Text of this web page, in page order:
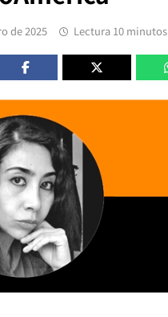
de 2025 Lectura 10 minutos